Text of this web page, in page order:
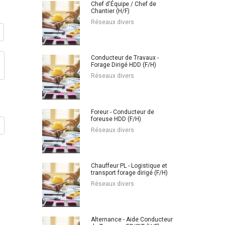
Chef d'Équipe / Chef de
Chantier (H/F)
Réseaux divers
Conducteur de Travaux -
Forage Dirigé HDD (F/H)
Réseaux divers
Foreur - Conducteur de
foreuse HDD (F/H)
Réseaux divers
Chauffeur PL - Logistique et
transport forage dirigé (F/H)
Réseaux divers
Alternance - Aide Conducteur